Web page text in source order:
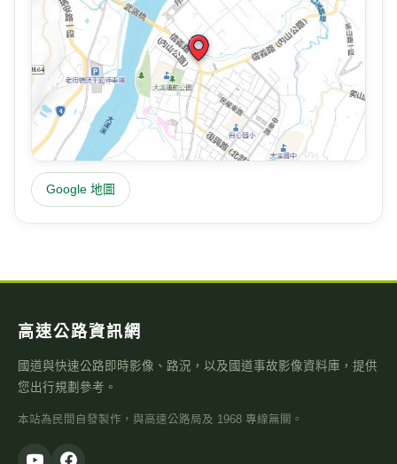
Google 地圖
高速公路資訊網
國道與快速公路即時影像、路況，以及國道事故影像資料庫，提供
您出行規劃參考。
本站為民間自發製作，與高速公路局及 1968 專線無關。